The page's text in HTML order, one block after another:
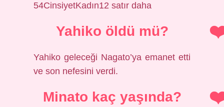
54CinsiyetKadın12 satır daha
Yahiko öldü mü?
Yahiko geleceği Nagato’ya emanet etti
ve son nefesini verdi.
Minato kaç yaşında?